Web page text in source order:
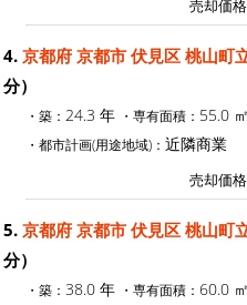
売却価格
4. 京都府 京都市 伏見区 桃山町
分）
・築： 24.3 年 ・専有面積： 55.0 ㎡
・都市計画(用途地域)： 近隣商業
売却価格
5. 京都府 京都市 伏見区 桃山町
分）
・築： 38.0 年 ・専有面積： 60.0 ㎡